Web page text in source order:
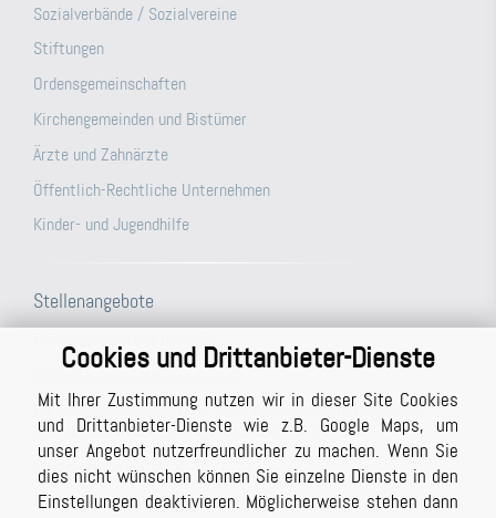
Cookies und Drittanbieter-Dienste
Mit Ihrer Zustimmung nutzen wir in dieser Site Cookies
und Drittanbieter-Dienste wie z.B. Google Maps, um
unser Angebot nutzerfreundlicher zu machen. Wenn Sie
dies nicht wünschen können Sie einzelne Dienste in den
Einstellungen deaktivieren. Möglicherweise stehen dann
Sozialverbände / Sozialvereine
Stiftungen
Ordensgemeinschaften
Kirchengemeinden und Bistümer
Ärzte und Zahnärzte
Öffentlich-Rechtliche Unternehmen
Kinder- und Jugendhilfe
Stellenangebote
Steuerfachangestellte (m/w/d)
Büroassistenz (m/w/d) für unsere Berichtsabteilung/unser
Schreibbüro in Vollzeit (ggf. auch Teilzeit möglich)
Studentische Hilfskraft (m/w/d)
Prüfer (m/w/d) mit Berufserfahrung (auch in Teilzeit möglich)